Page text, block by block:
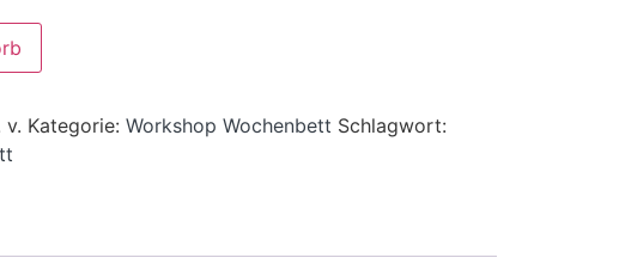
v. Kategorie: Workshop Wochenbett Schlagwort: